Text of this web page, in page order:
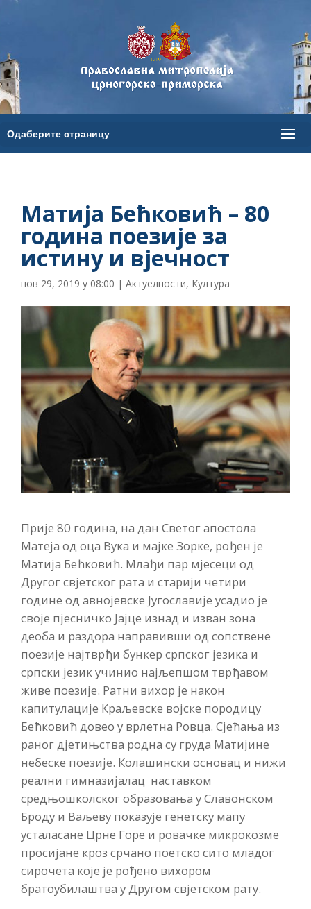
Mатија Бећковић – 80
година поезије за
истину и вјечност
нов 29, 2019 у 08:00 | Актуелности, Култура
Прије 80 година, на дан Светог апостола
Матеја од оца Вука и мајке Зорке, рођен је
Матија Бећковић. Млађи пар мјесеци од
Другог свјетског рата и старији четири
године од авнојевске Југославије усадио је
своје пјесничко Јајце изнад и изван зона
деоба и раздора направивши од сопствене
поезије најтврђи бункер српског језика и
српски језик учинио најљепшом тврђавом
живе поезије. Ратни вихор је након
капитулације Краљевске војске породицу
Бећковић довео у врлетна Ровца. Сјећања из
раног дјетињства родна су груда Матијине
небеске поезије. Колашински основац и нижи
реални гимназијалац наставком
средњошколског образовања у Славонском
Броду и Ваљеву показује генетску мапу
усталасане Црне Горе и ровачке микрокозме
просијане кроз срчано поетско сито младог
сирочета које је рођено вихором
братоубилаштва у Другом свјетском рату.